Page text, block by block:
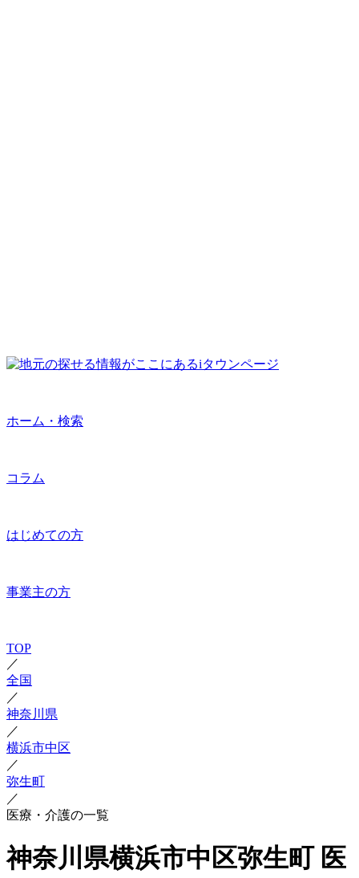
ホーム・検索
コラム
はじめての方
事業主の方
TOP
／
全国
／
神奈川県
／
横浜市中区
／
弥生町
／
医療・介護の一覧
神奈川県横浜市中区弥生町 医